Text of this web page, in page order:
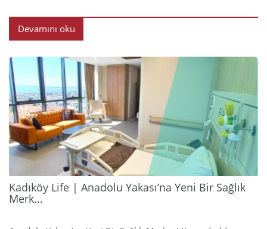
Devamını oku
2024
Kadıköy Life | Anadolu Yakası’na Yeni Bir Sağlık
Merk...